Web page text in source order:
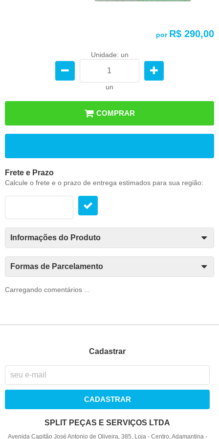
por R$ 290,00
Unidade: un
un
COMPRAR
Frete e Prazo
Calcule o frete e o prazo de entrega estimados para sua região:
Informações do Produto
Formas de Parcelamento
Carregando comentários ...
Cadastrar
CADASTRAR
SPLIT PEÇAS E SERVIÇOS LTDA
Avenida Capitão José Antonio de Oliveira, 385, Loja- Centro, Adamantina-